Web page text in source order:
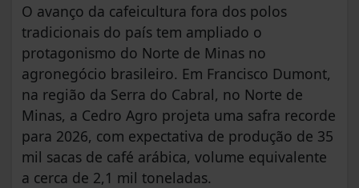
O avanço da cafeicultura fora dos polos
tradicionais do país tem ampliado o
protagonismo do Norte de Minas no
agronegócio brasileiro. Em Francisco Dumont,
na região da Serra do Cabral, no Norte de
Minas, a Cedro Agro projeta uma safra recorde
para 2026, com expectativa de produção de 35
mil sacas de café arábica, volume equivalente
a cerca de 2,1 mil toneladas.